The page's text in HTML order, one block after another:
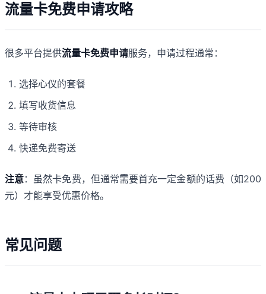
流量卡免费申请攻略
很多平台提供流量卡免费申请服务，申请过程通常：
选择心仪的套餐
填写收货信息
等待审核
快递免费寄送
注意：虽然卡免费，但通常需要首充一定金额的话费（如200
元）才能享受优惠价格。
常见问题